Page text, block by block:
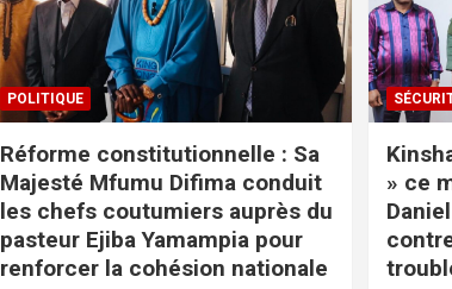
POLITIQUE
Réforme constitutionnelle : Sa
Majesté Mfumu Difima conduit
les chefs coutumiers auprès du
pasteur Ejiba Yamampia pour
renforcer la cohésion nationale
» ce